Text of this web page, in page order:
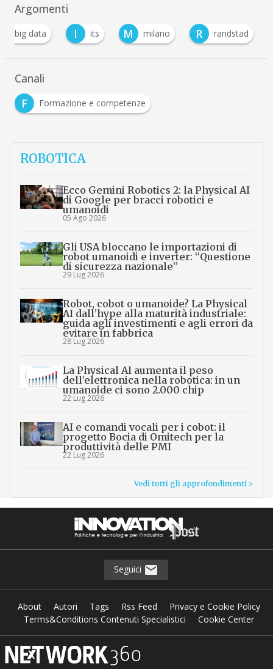
Argomenti
big data I its M milano R randstad
Canali
F
Formazione e competenze
ROBOTICA
Ecco Gemini Robotics 2: la Physical AI
di Google per bracci robotici e
umanoidi
05 Ago 2026
Gli USA bloccano le importazioni di
robot umanoidi e inverter: “Questione
di sicurezza nazionale”
29 Lug 2026
Robot, cobot o umanoide? La Physical
AI dall’hype alla maturità industriale:
guida agli investimenti e agli errori da
evitare in fabbrica
28 Lug 2026
La Physical AI aumenta il peso
dell’elettronica nella robotica: in un
umanoide ci sono 2.000 chip
22 Lug 2026
AI e comandi vocali per i cobot: il
progetto Bocia di Omitech per la
produttività delle PMI
22 Lug 2026
Vedi tutti gli approfondimenti >
Seguici
About Autori Tags Rss Feed
Privacy e Cookie Policy
Terms&Conditions Contenuti Specialistici
Cookie Center